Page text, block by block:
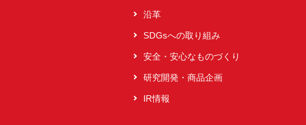
沿革
SDGsへの取り組み
安全・安心なものづくり
研究開発・商品企画
IR情報